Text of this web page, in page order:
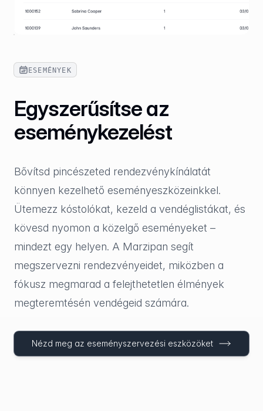
ESEMÉNYEK
Egyszerűsítse az
eseménykezelést
Bővítsd pincészeted rendezvénykínálatát
könnyen kezelhető eseményeszközeinkkel.
Ütemezz kóstolókat, kezeld a vendéglistákat, és
kövesd nyomon a közelgő eseményeket –
mindezt egy helyen. A Marzipan segít
megszervezni rendezvényeidet, miközben a
fókusz megmarad a felejthetetlen élmények
megteremtésén vendégeid számára.
Nézd meg az eseményszervezési eszközöket